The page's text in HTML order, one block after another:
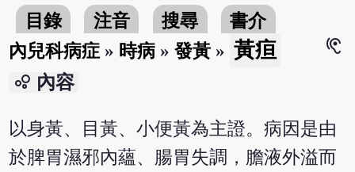
目錄 注音 搜尋
書介
內兒科病症 » 時病 »發黃 » 黃疸
hearing
bubble_chart 內容
以身黃、目黃、小便黃為主證。病因是由
於脾胃濕邪內蘊、腸胃失調，膽液外溢而